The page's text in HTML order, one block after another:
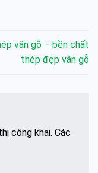
vân gỗ – bền chất
thép đẹp vân gỗ
công khai. Các